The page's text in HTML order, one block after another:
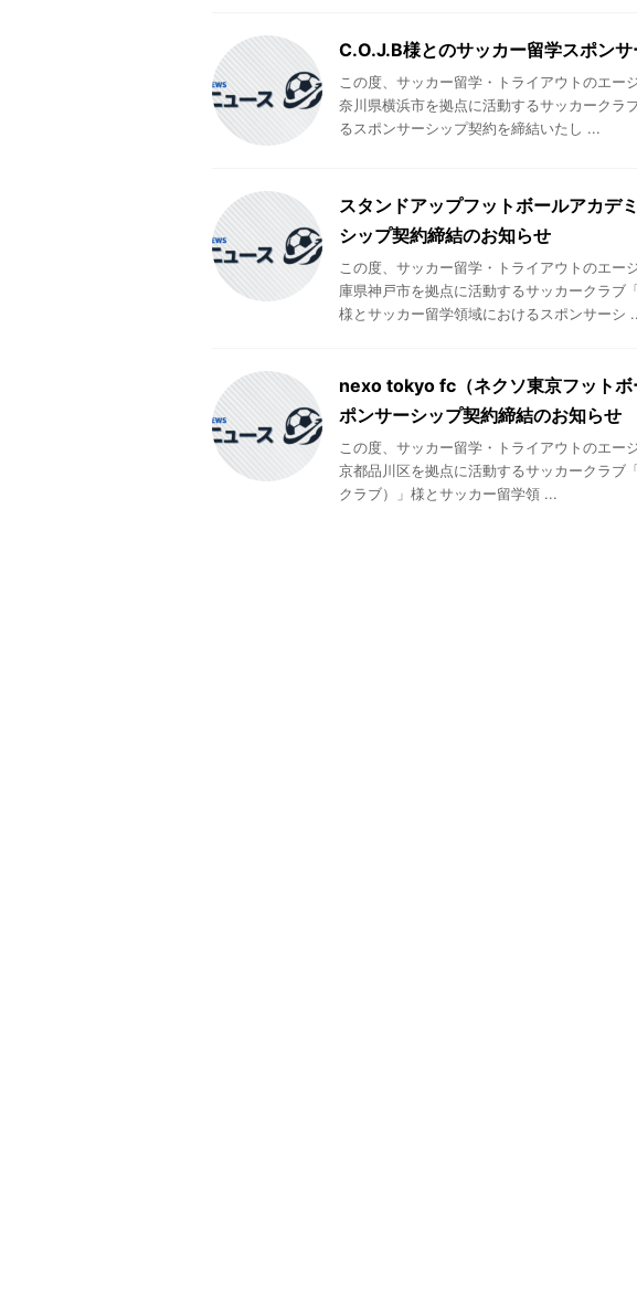
C.O.J.B様とのサッカー留学スポン
この度、サッカー留学・トライアウトのエー
奈川県横浜市を拠点に活動するサッカークラ
るスポンサーシップ契約を締結いたし ...
スタンドアップフットボールアカデ
シップ契約締結のお知らせ
この度、サッカー留学・トライアウトのエー
庫県神戸市を拠点に活動するサッカークラブ
様とサッカー留学領域におけるスポンサーシ
nexo tokyo fc（ネクソ東京フットボ
ポンサーシップ契約締結のお知らせ
この度、サッカー留学・トライアウトのエー
京都品川区を拠点に活動するサッカークラ
クラブ）」様とサッカー留学領 ...